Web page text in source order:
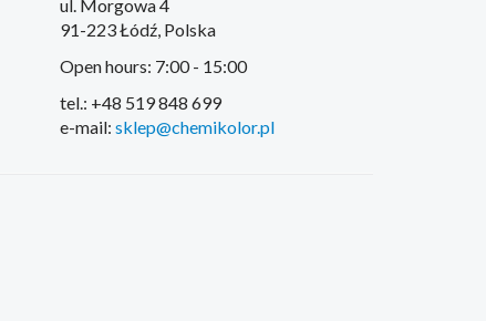
ul. Morgowa 4
91-223 Łódź, Polska
Open hours: 7:00 - 15:00
tel.: +48 519 848 699
e-mail: sklep@chemikolor.pl